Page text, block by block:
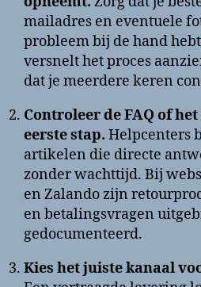
mailadres en eventuele
probleem bij de hand
versnelt het proces
dat je meerdere keren
Controleer de FAQ of
eerste stap. Helpcenters
artikelen die directe
zonder wachttijd. Bij
en Zalando zijn
en betalingsvragen
gedocumenteerd.
Kies het juiste kanaal